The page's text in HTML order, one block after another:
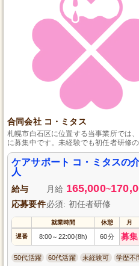
合同会社 コ・ミタス
札幌市白石区に位置する当事業所では
に募集中です。未経験でも初任者研修
なるスキルアップを目指せる環境を提
で、あなたの頑張りをしっかりと評価
も魅力の一つです。チームワークを重
で、地域社会に貢献していきましょう。
ケアサポート コ・ミタスの
人
給与 月給 165,000~
応募要件必須: 初任者研修
就業時間 休憩 月
遅番 8:00～ 22:00(8h) 60分 募集
50代活躍 60代活躍 未経験可 学歴不